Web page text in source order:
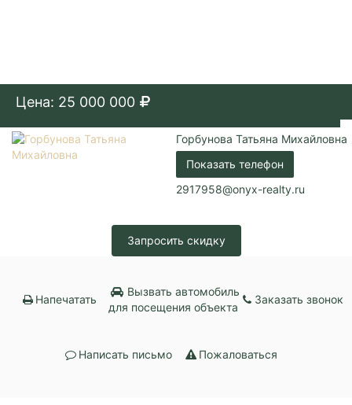
Цена: 25 000 000
Горбунова Татьяна Михайловна
Показать телефон
2917958@onyx-realty.ru
Запросить скидку
Напечатать
Вызвать автомобиль
для посещения объекта
Заказать звонок
Написать письмо Пожаловаться